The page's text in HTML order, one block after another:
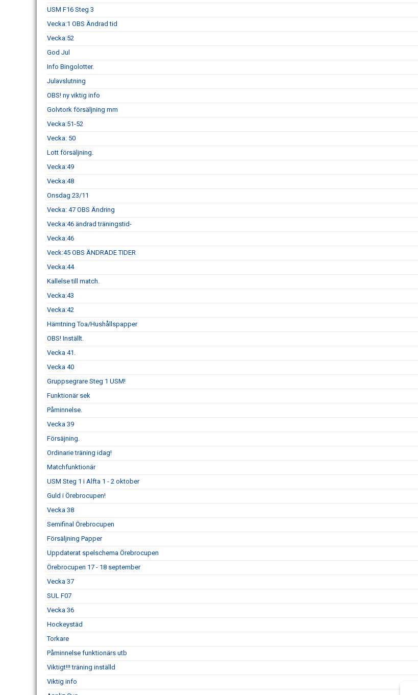
USM F16 Steg 3
Vecka:1 OBS Ändrad tid
Vecka:52
God Jul
Info Bingolotter.
Julavslutning
OBS! ny viktig info
Golvtork försäljning mm
Vecka:51-52
Vecka: 50
Lott försäljning.
Vecka:49
Vecka:48
Onsdag 23/11
Vecka: 47 OBS Ändring
Vecka:46 ändrad träningstid-
Vecka:46
Veck:45 OBS ÄNDRADE TIDER
Vecka:44
Kallelse till match.
Vecka:43
Vecka:42
Hämtning Toa/Hushållspapper
OBS! Inställt.
Vecka 41.
Vecka 40
Gruppsegrare Steg 1 USM!
Funktionär sek
Påminnelse.
Vecka 39
Försäjning.
Ordinarie träning idag!
Matchfunktionär
USM Steg 1 i Alfta 1 - 2 oktober
Guld i Örebrocupen!
Vecka 38
Semifinal Örebrocupen
Försäljning Papper
Uppdaterat spelschema Örebrocupen
Örebrocupen 17 - 18 september
Vecka 37
SUL F07
Vecka 36
Hockeystäd
Torkare
Påminnelse funktionärs utb
Viktigt!!! träning inställd
Viktig info